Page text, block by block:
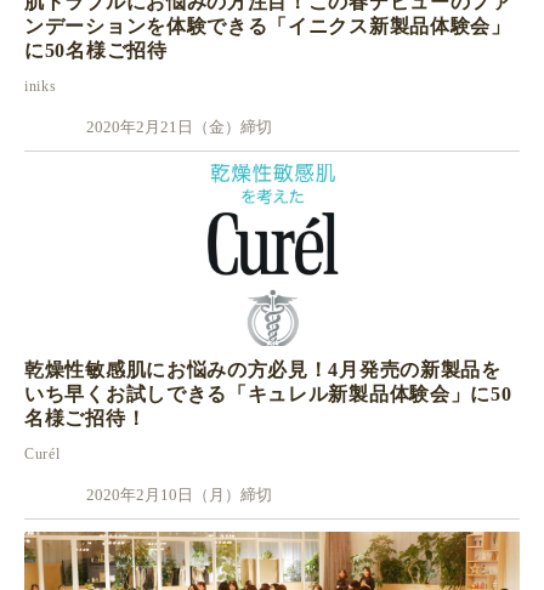
ンデーションを体験できる「イニクス新製品体験会」
に50名様ご招待
iniks
2020年2月21日（金）締切
乾燥性敏感肌にお悩みの方必見！4月発売の新製品を
いち早くお試しできる「キュレル新製品体験会」に50
名様ご招待！
Curél
2020年2月10日（月）締切